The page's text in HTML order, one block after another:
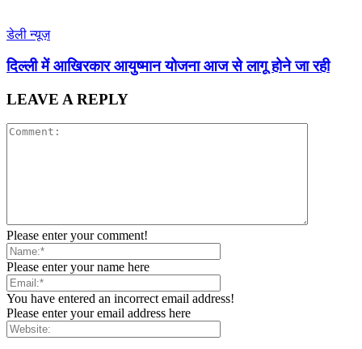
डेली न्यूज़
द‍िल्‍ली में आख‍िरकार आयुष्‍मान योजना आज से लागू होने जा रही
LEAVE A REPLY
Please enter your comment!
Please enter your name here
You have entered an incorrect email address!
Please enter your email address here